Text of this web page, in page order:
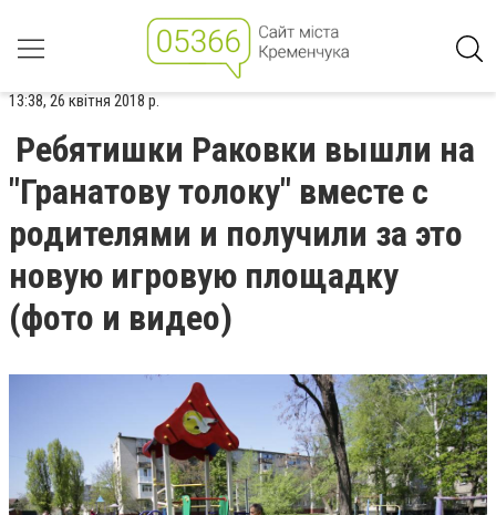
13:38, 26 квітня 2018 р.
Ребятишки Раковки вышли на
"Гранатову толоку" вместе с
родителями и получили за это
новую игровую площадку
(фото и видео)